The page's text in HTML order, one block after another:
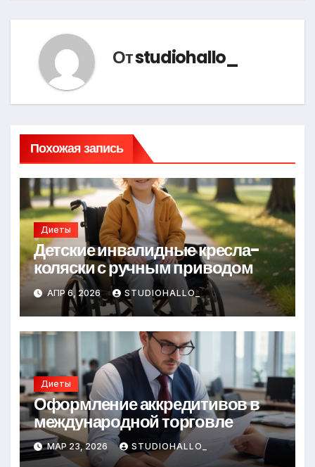
Отstudiohallo_
Похожая запись
Диеты
Детские инвалидные кресла-
коляски с ручным приводом
АПР 6, 2026 STUDIOHALLO_
Диеты
Оформление аккредитивов в
международной торговле
МАР 23, 2026 STUDIOHALLO_